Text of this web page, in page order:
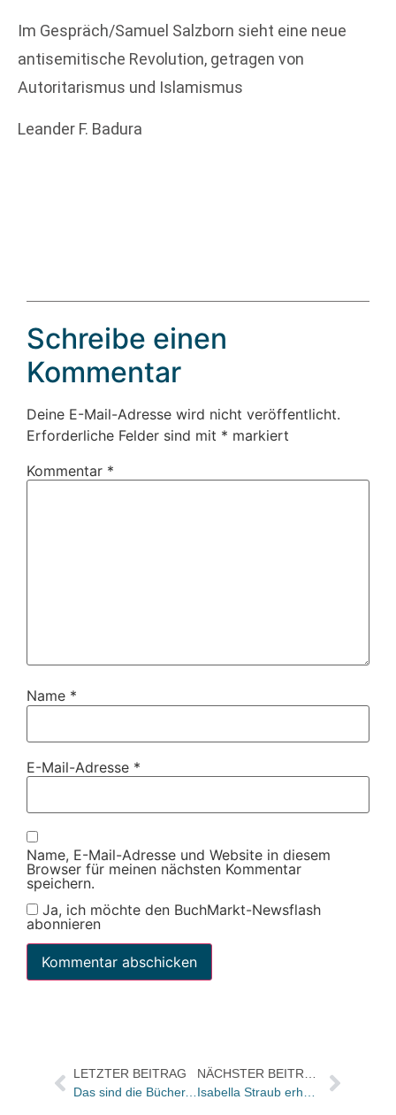
Im Gespräch/Samuel Salzborn sieht eine neue
antisemitische Revolution, getragen von
Autoritarismus und Islamismus
Leander F. Badura
Schreibe einen
Kommentar
Deine E-Mail-Adresse wird nicht veröffentlicht.
Erforderliche Felder sind mit * markiert
Kommentar *
Name *
E-Mail-Adresse *
Name, E-Mail-Adresse und Website in diesem
Browser für meinen nächsten Kommentar
speichern.
Ja, ich möchte den BuchMarkt-Newsflash
abonnieren
LETZTER BEITRAG
Das sind die Bücher, die in den Netzwerken am meisten ge- und behandelt werden